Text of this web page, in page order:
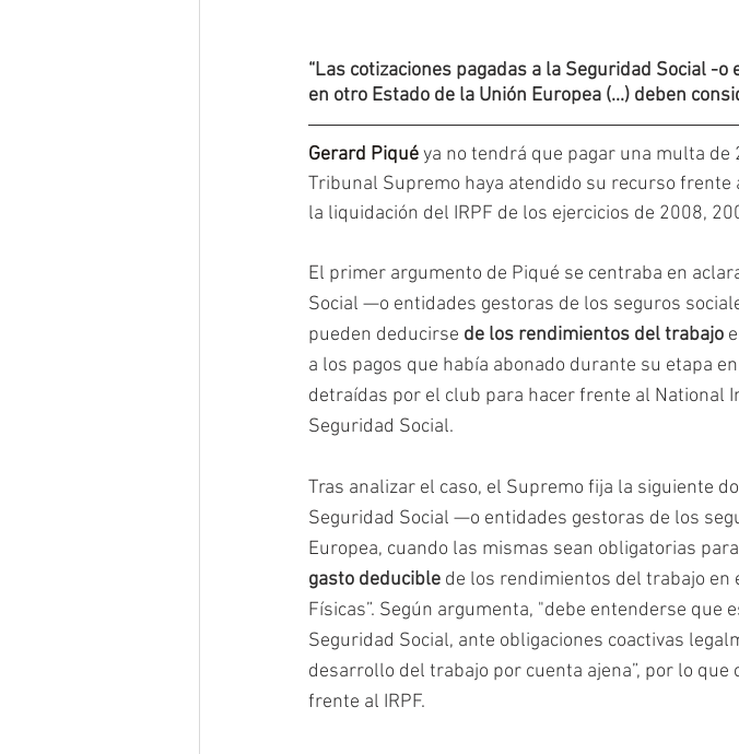
“Las cotizaciones pagadas a la Seguridad Social -
en otro Estado de la Unión Europea (...) deben
Gerard Piquéya no tendrá que pagar una multa
Tribunal Supremo haya atendido su recurso
la liquidación del IRPF de los ejercicios de 2008,
El primer argumento de Piqué se centraba en
Social —o entidades gestoras de los seguros
pueden deducirse de los rendimientos del trabajo
a los pagos que había abonado durante su etapa
detraídas por el club para hacer frente al National
Seguridad Social.
Tras analizar el caso, el Supremo fija la siguiente
Seguridad Social —o entidades gestoras de los
Europea, cuando las mismas sean obligatorias
gasto deducible de los rendimientos del trabajo en
Físicas”. Según argumenta, "debe entenderse que
Seguridad Social, ante obligaciones coactivas
desarrollo del trabajo por cuenta ajena”, por lo
frente al IRPF.